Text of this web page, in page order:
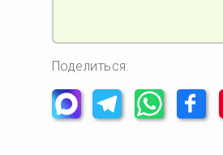
Поделиться: